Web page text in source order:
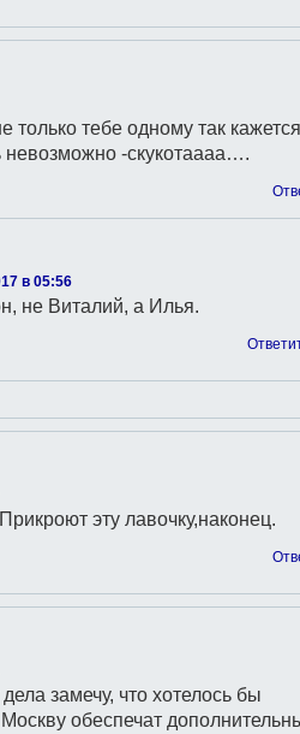
только тебе одному так
невозможно -скукотаaaa….
в 05:56
не Виталий, a Илья.
эту лавочку,наконец.
замечу, что хотелось бы
Москву обеспечaт